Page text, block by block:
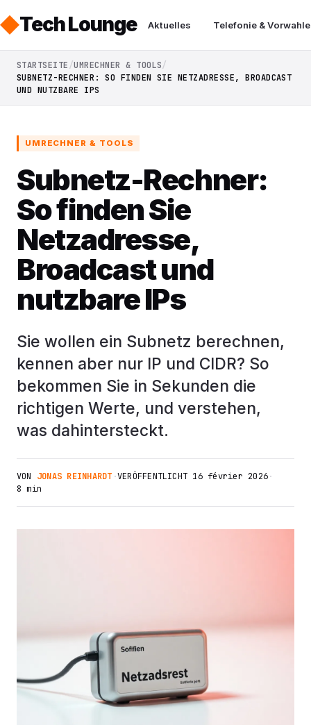
Tech Lounge Aktuelles Telefonie &
STARTSEITE UMRECHNER & TOOLS
SUBNETZ-RECHNER: SO FINDEN SIE NETZADRESSE, BROADCAST
UND NUTZBARE IPS
UMRECHNER & TOOLS
Subnetz-Rechner:
So finden Sie
Netzadresse,
Broadcast und
nutzbare IPs
Sie wollen ein Subnetz berechnen,
kennen aber nur IP und CIDR? So
bekommen Sie in Sekunden die
richtigen Werte, und verstehen,
was dahintersteckt.
VON JONAS REINHARDT ·VERÖFFENTLICHT 16 février 2026·
8 min